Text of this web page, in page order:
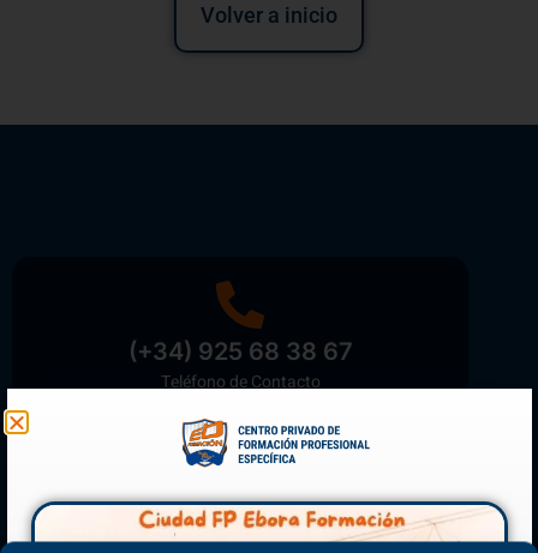
Volver a inicio
(+34) 925 68 38 67
Teléfono de Contacto
Matriculación Abierta